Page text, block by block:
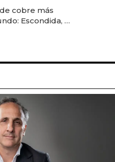
cobre más
Escondida, el